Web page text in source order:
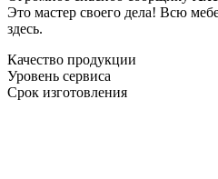
Это мастер своего дела! Всю
здесь.
Качество продукции
Уровень сервиса
Срок изготовления